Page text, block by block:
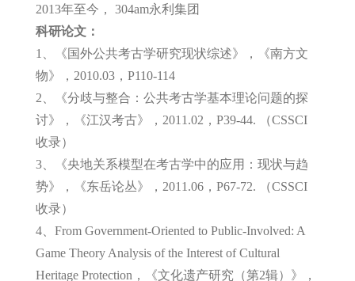
2013年至今， 304am永利集团
科研论文：
1、《国外公共考古学研究现状综述》，《南方文
物》，2010.03，P110-114
2、《分歧与整合：公共考古学基本理论问题的探
讨》，《江汉考古》，2011.02，P39-44. （CSSCI
收录）
3、《央地关系模型在考古学中的应用：现状与趋
势》，《东岳论丛》，2011.06，P67-72. （CSSCI
收录）
4、From Government-Oriented to Public-Involved: A
Game Theory Analysis of the Interest of Cultural
Heritage Protection，《文化遗产研究（第2辑）》，